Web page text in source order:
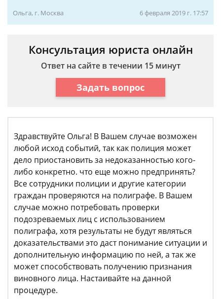
Ольга, г. Москва 6 февраля 2019 г. 17:57
Консультация юриста онлайн
Ответ на сайте в течении 15 минут
Задать вопрос
Здравствуйте Ольга! В Вашем случае возможен
любой исход событий, так как полиция может
дело приостановить за недоказанностью кого-
либо конкретно. что еще можно предпринять?
Все сотрудники полиции и другие категории
граждан проверяются на полиграфе. В Вашем
случае можно потребовать проверки
подозреваемых лиц с использованием
полиграфа, хотя результаты не будут являться
доказательствами это даст понимание ситуации и
дополнительную информацию по ней, а так же
может способствовать получению признания
виновного лица. Настаивайте на данной
процедуре.